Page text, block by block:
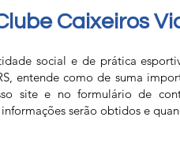
Caixeiros
social e de prática
entende como de suma
site e no formulário de
serão obtidos e